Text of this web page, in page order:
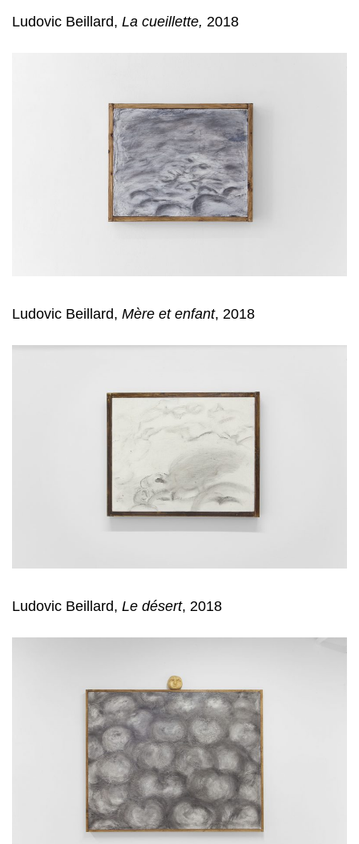
Ludovic Beillard, La cueillette, 2018
Ludovic Beillard, Mère et enfant, 2018
Ludovic Beillard, Le désert, 2018